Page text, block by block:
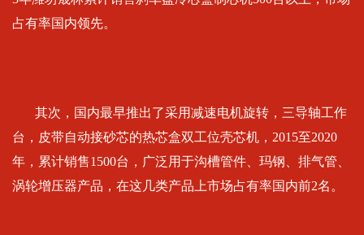
占有率国内领先。
其次，国内最早推出了采用减速电机旋转，三导轴工作
台，皮带自动接砂芯的热芯盒双工位壳芯机，2015至2020
年，累计销售1500台，广泛用于沟槽管件、玛钢、排气管、
涡轮增压器产品，在这几类产品上市场占有率国内前2名。